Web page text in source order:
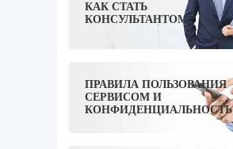
КАК СТАТЬ
КОНСУЛЬТАНТОМ
ПРАВИЛА ПОЛЬЗОВАНИЯ
СЕРВИСОМ И
КОНФИДЕНЦИАЛЬНОСТЬ